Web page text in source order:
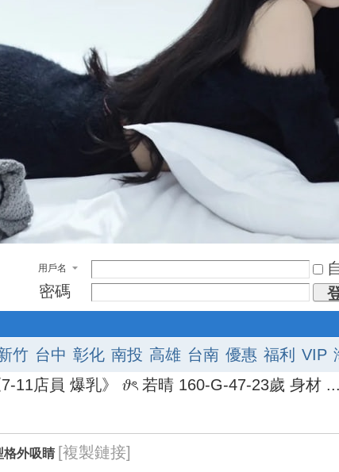
用戶名
密碼
竹 台中 彰化 南投 高雄 台南 優惠 福利 VIP
11店員 爆乳》 𝜗ৎ 若晴 160-G-47-23歲 身材 ...
格外吸睛 [複製鏈接]